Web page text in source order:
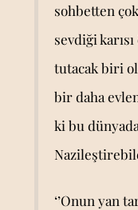
sohbetten
sevdiği
tutacak biri
bir daha
ki bu
‘’Onun yan